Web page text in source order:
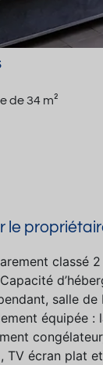
de34 m²
le
classé
salle
équipée
écran plat